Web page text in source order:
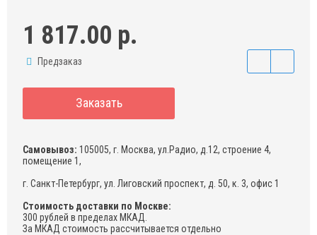
1 817.00 р.
Предзаказ
Заказать
Самовывоз: 105005, г. Москва, ул.Радио, д.12, строение 4,
помещение 1,
г. Санкт-Петербург, ул. Лиговский проспект, д. 50, к. 3, офис 1
Стоимость доставки по Москве:
300 рублей в пределах МКАД.
За МКАД стоимость рассчитывается отдельно